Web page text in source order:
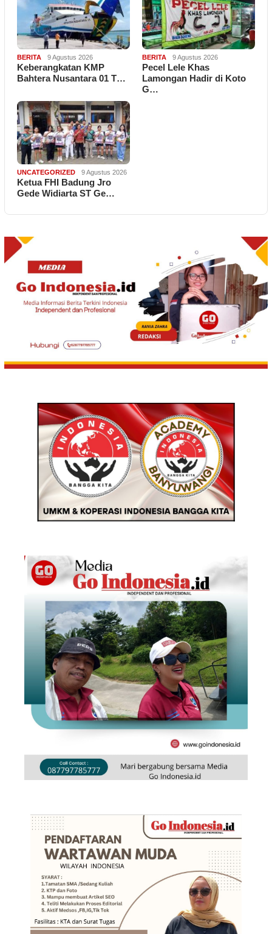
BERITA 9 Agustus 2026
Keberangkatan KMP
Bahtera Nusantara 01 T…
BERITA 9 Agustus 2026
Pecel Lele Khas
Lamongan Hadir di Koto
G…
UNCATEGORIZED 9 Agustus 2026
Ketua FHI Badung Jro
Gede Widiarta ST Ge…